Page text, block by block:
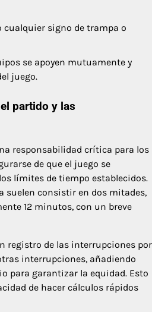
cualquier signo de trampa o
se apoyen mutuamente y
juego.
partido y las
responsabilidad crítica para los
de que el juego se
límites de tiempo establecidos.
suelen consistir en dos mitades,
12 minutos, con un breve
registro de las interrupciones por
interrupciones, añadiendo
para garantizar la equidad. Esto
de hacer cálculos rápidos